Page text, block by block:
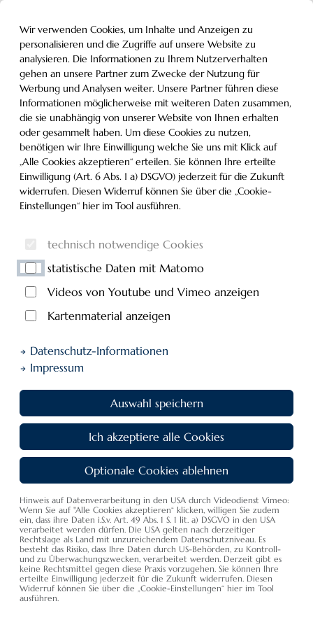
Informationen und Einstellungen zur Barrierefreiheit
MENÜ
Verschaffen Sie sich einen Überblick über unser Wellnesshotel
In unserer Imagebroschüre finden Sie Informationen über
unserHotel, unserRestaurant,den neuenWellness-
Bereichund noch vieles mehr!
Unsere Pauschalenbroschüre möchte Ihnen unsere
speziellen Schwedi-Pauschalen ganz besonders an's Herz
legen.
Egal ob vital allein, romantisch zu zweit oder
abenteuerlustig als Familie - das Wellness-Hotel Schwedi
Wir verwenden Cookies, um Inhalte und Anzeigen zu
personalisieren und die Zugriffe auf unsere Website zu
analysieren. Die Informationen zu Ihrem Nutzerverhalten
gehen an unsere Partner zum Zwecke der Nutzung für
Werbung und Analysen weiter. Unsere Partner führen diese
Informationen möglicherweise mit weiteren Daten zusammen,
die sie unabhängig von unserer Website von Ihnen erhalten
oder gesammelt haben. Um diese Cookies zu nutzen,
benötigen wir Ihre Einwilligung welche Sie uns mit Klick auf
„Alle Cookies akzeptieren“ erteilen. Sie können Ihre erteilte
Einwilligung (Art. 6 Abs. 1 a) DSGVO) jederzeit für die Zukunft
widerrufen. Diesen Widerruf können Sie über die „Cookie-
Einstellungen“ hier im Tool ausführen.
technisch notwendige Cookies
statistische Daten mit Matomo
Videos von Youtube und Vimeo anzeigen
Kartenmaterial anzeigen
Datenschutz-Informationen
Impressum
Auswahl speichern
Ich akzeptiere alle Cookies
Optionale Cookies ablehnen
Hinweis auf Datenverarbeitung in den USA durch Videodienst Vimeo:
Wenn Sie auf "Alle Cookies akzeptieren“ klicken, willigen Sie zudem
ein, dass ihre Daten i.S.v. Art. 49 Abs. 1 S. 1 lit. a) DSGVO in den USA
verarbeitet werden dürfen. Die USA gelten nach derzeitiger
Rechtslage als Land mit unzureichendem Datenschutzniveau. Es
besteht das Risiko, dass Ihre Daten durch US-Behörden, zu Kontroll-
und zu Überwachungszwecken, verarbeitet werden. Derzeit gibt es
keine Rechtsmittel gegen diese Praxis vorzugehen. Sie können Ihre
erteilte Einwilligung jederzeit für die Zukunft widerrufen. Diesen
Widerruf können Sie über die „Cookie-Einstellungen“ hier im Tool
ausführen.